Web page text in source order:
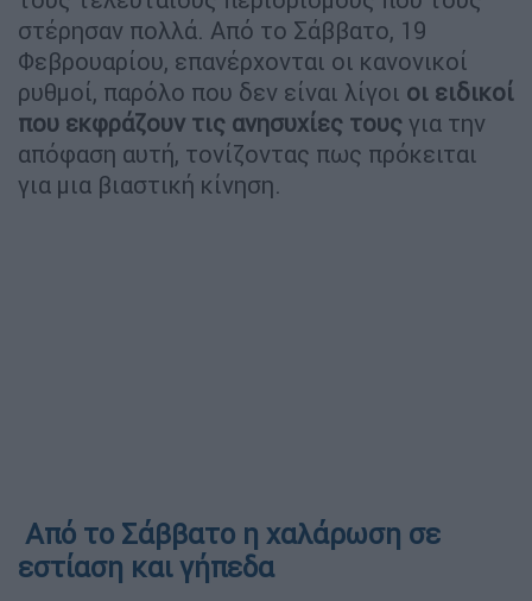
στέρησαν πολλά. Από το Σάββατο, 19
Φεβρουαρίου, επανέρχονται οι κανονικοί
ρυθμοί, παρόλο που δεν είναι λίγοι οι ειδικοί
που εκφράζουν τις ανησυχίες τους για την
απόφαση αυτή, τονίζοντας πως πρόκειται
για μια βιαστική κίνηση.
Από το Σάββατο η χαλάρωση σε
εστίαση και γήπεδα